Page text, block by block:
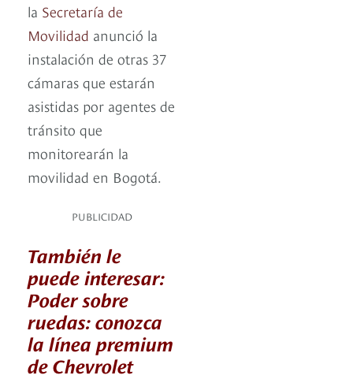
la Secretaría de
Movilidad anunció la
instalación de otras 37
cámaras que estarán
asistidas por agentes de
tránsito que
monitorearán la
movilidad en Bogotá.
PUBLICIDAD
También le
puede interesar:
Poder sobre
ruedas: conozca
la línea premium
de Chevrolet